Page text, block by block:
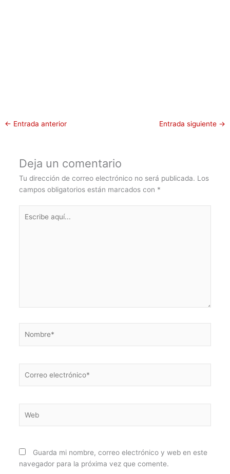
← Entrada anterior Entrada siguiente →
Deja un comentario
Tu dirección de correo electrónico no será publicada. Los
campos obligatorios están marcados con *
aquí...
electrónico*
Guarda mi nombre, correo electrónico y web en este
navegador para la próxima vez que comente.